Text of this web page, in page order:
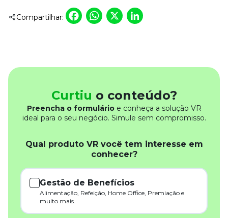
Compartilhar: Facebook
WhatsApp
X
Curtiu o conteúdo?
Preencha o formulárioe conheça a solução VR
ideal para o seu negócio. Simule sem compromisso.
Qual produto VR você tem interesse em
conhecer?
Gestão de Benefícios
Alimentação, Refeição, Home Office, Premiação e
muito mais.